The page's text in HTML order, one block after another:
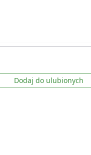
Dodaj do ulubionych